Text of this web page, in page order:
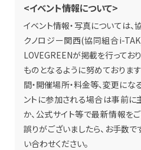
<イベント情報について>
イベント情報・写真については、
クノロジー関西(協同組合i-
LOVEGREENが掲載を行ってお
ものとなるように努めておりま
間・開催場所・料金等、変更にな
ントに参加される場合は事前に
か、公式サイト等で最新情報を
誤りがございましたら、お手数で
い合わせください。